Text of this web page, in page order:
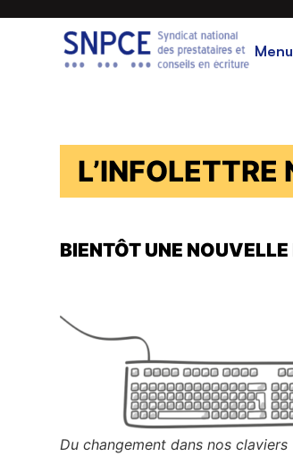
Menu
BIENTÔT UNE
Du changement dans nos claviers